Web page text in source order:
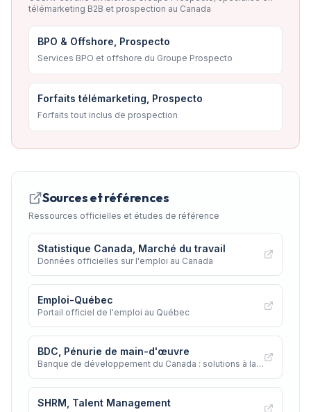
télémarketing B2B et prospection au Canada
BPO & Offshore, Prospecto
Services BPO et offshore du Groupe Prospecto
Forfaits télémarketing, Prospecto
Forfaits tout inclus de prospection
Sources et références
Ressources officielles et études de référence
Statistique Canada, Marché du travail
Données officielles sur l'emploi au Canada
Emploi-Québec
Portail officiel de l'emploi au Québec
BDC, Pénurie de main-d'œuvre
Banque de développement du Canada : solutions à la
SHRM, Talent Management